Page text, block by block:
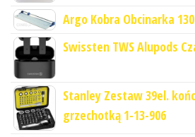
Argo Kobra Obcinarka
Swissten TWS Alupods
Stanley Zestaw 39el.
grzechotką 1-13-906